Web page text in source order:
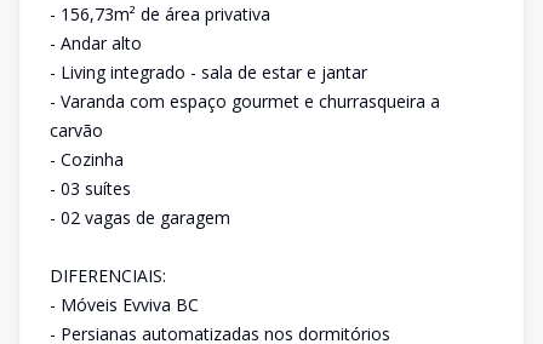
- 156,73m² de área privativa
- Andar alto
- Living integrado - sala de estar e jantar
- Varanda com espaço gourmet e churrasqueira a
carvão
- Cozinha
- 03 suítes
- 02 vagas de garagem
DIFERENCIAIS:
- Móveis Evviva BC
- Persianas automatizadas nos dormitórios